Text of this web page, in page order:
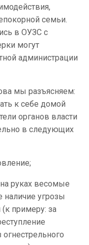
семьи.
в ОУЗС с
могут
администрации
мы разъясняем:
к себе домой
органов власти
в следующих
руках весомые
угрозы
примеру: за